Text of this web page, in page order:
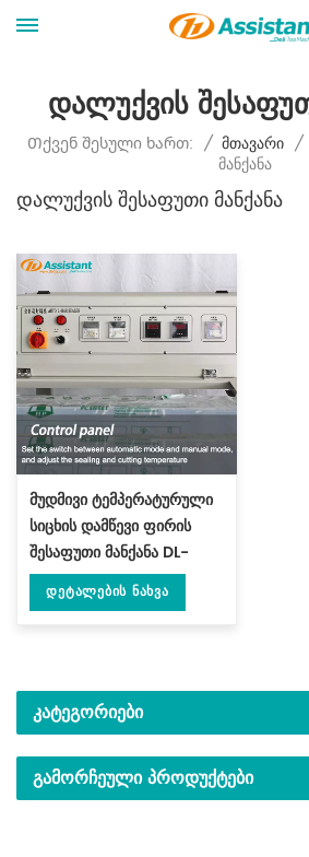
Დალუქვის
Თქვენ Შესული Ხართ: / Მთავარი /
Მანქანა
Დალუქვის Შესაფუთი Მანქანა
მუდმივი ტემპერატურული
სიცხის დამწევი ფირის
შესაფუთი მანქანა DL-
BSB-4020
Დეტალების Ნახვა
ᲙᲐᲢᲔᲒᲝᲠᲘᲔᲑᲘ
ᲒᲐᲛᲝᲠᲩᲔᲣᲚᲘ ᲞᲠᲝᲓᲣᲥᲢᲔᲑᲘ